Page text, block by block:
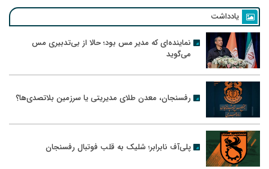
یادداشت
نماینده‌ای که مدیر مس بود؛ حالا از بی‌تدبیری مس
می‌گوید
رفسنجان، معدن طلای مدیریتی یا سرزمین بلاتصدی‌ها؟
پلی‌آف نابرابر؛ شلیک به قلب فوتبال رفسنجان